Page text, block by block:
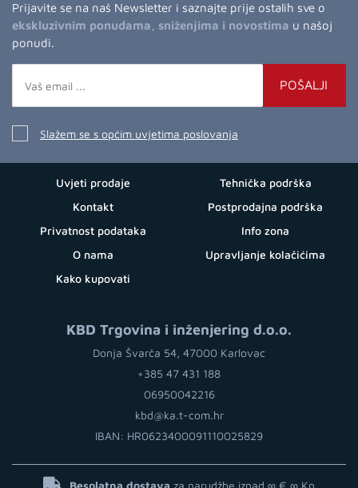
Prijavite se na naš Newsletter i saznajte prije ostalih sve o
ekskluzivnim ponudama, sniženjima i novostima u našoj
ponudi.
POŠALJI
Slažem se s općim uvjetima poslovanja
Uvjeti prodaje
Kontakt
Privatnost podataka
O nama
Kako kupovati
Tehnička podrška
Postprodajna podrška
Info zona
Upravljanje kolačićima
KBD Trgovina i inženjering d.o.o.
Donja Švarča 54, 47000 Karlovac
+385 47 431 188
06950042216
kbd@ka.t-com.hr
IBAN: HR0623400091110025829
Besplatna dostava za narudžbe iznad ∞ € ∞ Kn